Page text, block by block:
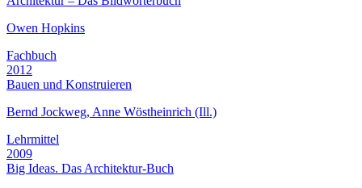
Owen Hopkins
Fachbuch
2012
Bauen und Konstruieren
Bernd Jockweg, Anne Wöstheinrich (Ill.)
Lehrmittel
2009
Big Ideas. Das Architektur-Buch